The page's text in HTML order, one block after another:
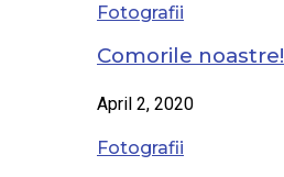
Fotografii
Comorile noastre!
April 2, 2020
Fotografii